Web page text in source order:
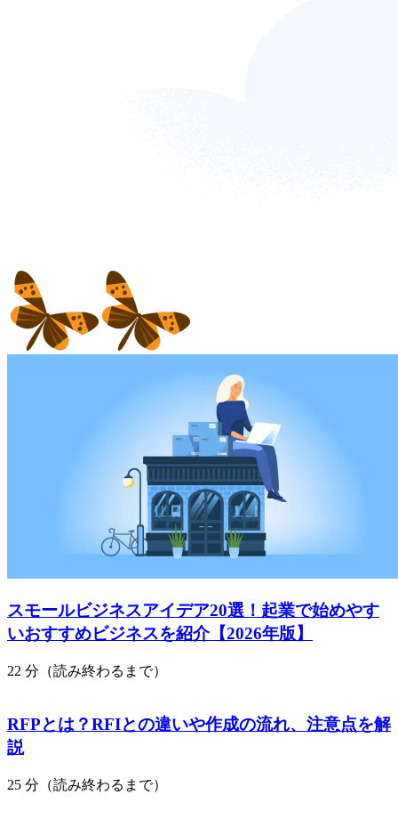
スモールビジネスアイデア20選！起業で始めやす
いおすすめビジネスを紹介【2026年版】
22 分（読み終わるまで）
RFPとは？RFIとの違いや作成の流れ、注意点を解
説
25 分（読み終わるまで）